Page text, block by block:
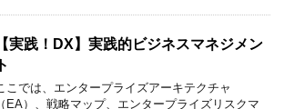
【実践！DX】実践的ビジネスマネジメン
ト
こでは、エンタープライズアーキテクチャ
（EA）、戦略マップ、エンタープライズリスクマ